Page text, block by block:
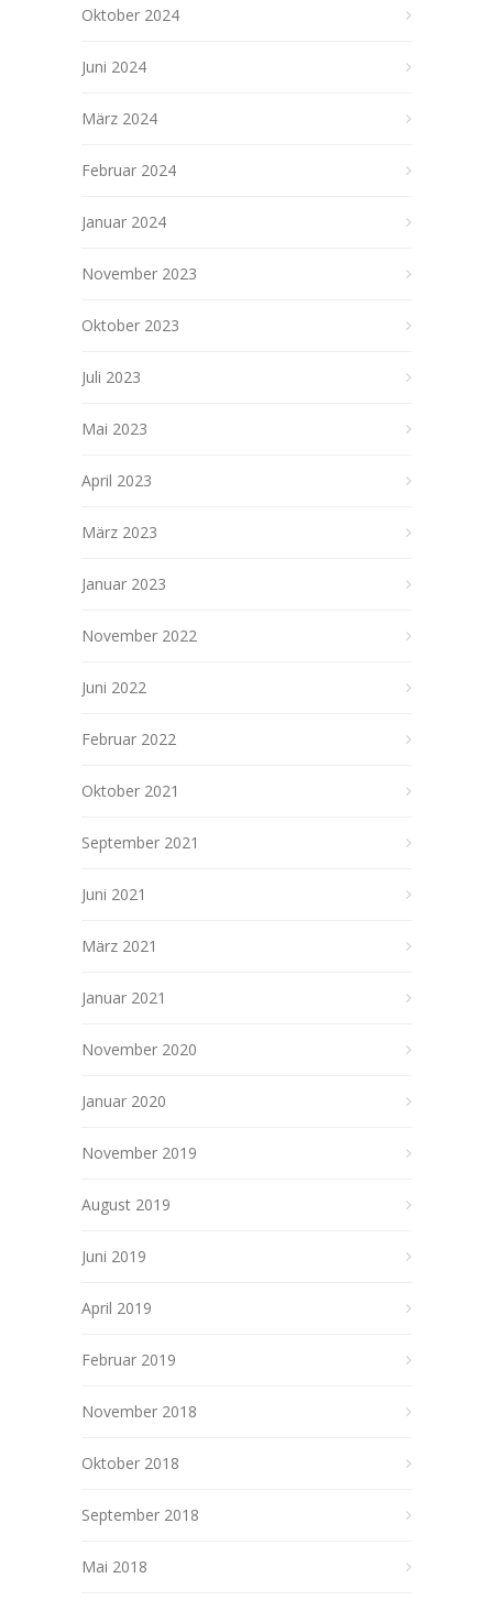
Oktober 2024
Juni 2024
März 2024
Februar 2024
Januar 2024
November 2023
Oktober 2023
Juli 2023
Mai 2023
April 2023
März 2023
Januar 2023
November 2022
Juni 2022
Februar 2022
Oktober 2021
September 2021
Juni 2021
März 2021
Januar 2021
November 2020
Januar 2020
November 2019
August 2019
Juni 2019
April 2019
Februar 2019
November 2018
Oktober 2018
September 2018
Mai 2018